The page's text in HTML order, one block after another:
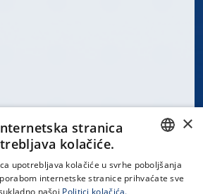
CROATIAN
×
stranica
kolačiće.
upotrebljava kolačiće u svrhe poboljšanja
internetske stranice prihvaćate sve
našoj Politici kolačića.